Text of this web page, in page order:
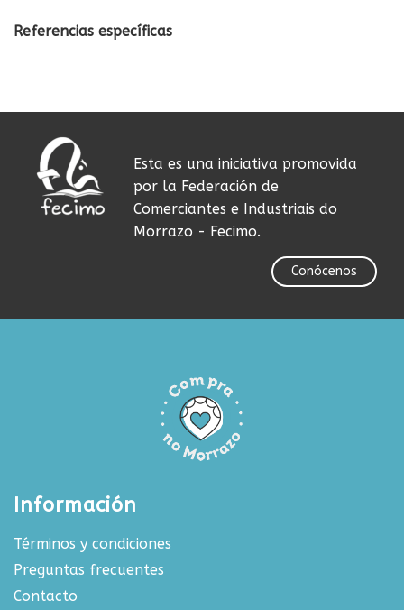
Referencias específicas
Esta es una iniciativa promovida
por la Federación de
Comerciantes e Industriais do
Morrazo - Fecimo.
Conócenos
Información
Términos y condiciones
Preguntas frecuentes
Contacto